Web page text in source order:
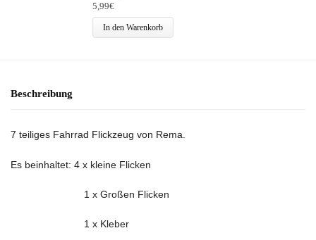
5,99€
In den Warenkorb
Beschreibung
7 teiliges Fahrrad Flickzeug von Rema.
Es beinhaltet: 4 x kleine Flicken
1 x Großen Flicken
1 x Kleber